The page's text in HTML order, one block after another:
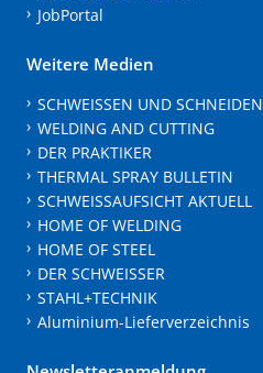
JobPortal
Weitere Medien
SCHWEISSEN UND SCHNEIDEN
WELDING AND CUTTING
DER PRAKTIKER
THERMAL SPRAY BULLETIN
SCHWEISSAUFSICHT AKTUELL
HOME OF WELDING
HOME OF STEEL
DER SCHWEISSER
STAHL+TECHNIK
Aluminium-Lieferverzeichnis